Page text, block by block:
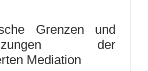
Grenzen und
der
Mediation